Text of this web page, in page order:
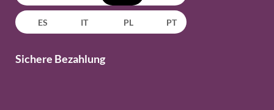
ES IT PL PT
Sichere Bezahlung